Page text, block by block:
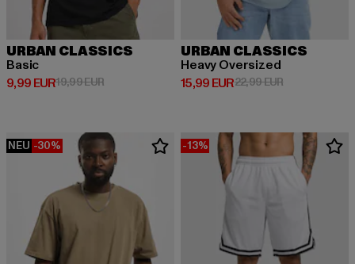
URBAN CLASSICS
Basic
9,99 EUR
Derzeitiger Preis: 9,99 EUR
19,99 EURAktionspreis: 19,99 EUR
URBAN CLASSICS
Heavy Oversized
15,99 EUR
Derzeitiger Preis: 15,99 EUR
22,99 EURAktionspreis:
NEU -30% -13%